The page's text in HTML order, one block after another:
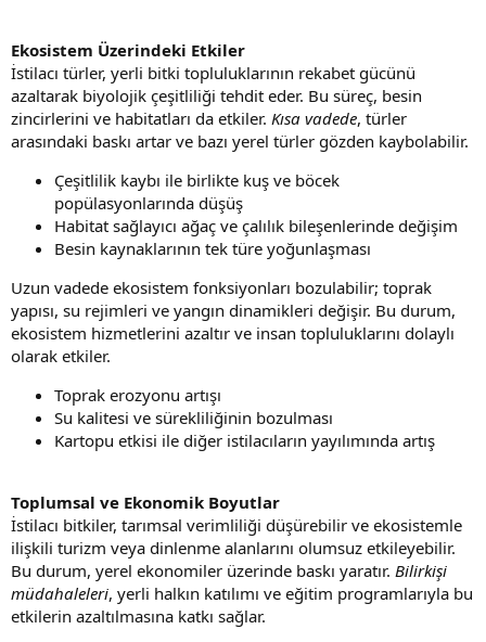
Ekosistem Üzerindeki Etkiler
İstilacı türler, yerli bitki topluluklarının rekabet gücünü
azaltarak biyolojik çeşitliliği tehdit eder. Bu süreç, besin
zincirlerini ve habitatları da etkiler. Kısa vadede, türler
arasındaki baskı artar ve bazı yerel türler gözden kaybolabilir.
Çeşitlilik kaybı ile birlikte kuş ve böcek
popülasyonlarında düşüş
Habitat sağlayıcı ağaç ve çalılık bileşenlerinde değişim
Besin kaynaklarının tek türe yoğunlaşması
Uzun vadede ekosistem fonksiyonları bozulabilir; toprak
yapısı, su rejimleri ve yangın dinamikleri değişir. Bu durum,
ekosistem hizmetlerini azaltır ve insan topluluklarını dolaylı
olarak etkiler.
Toprak erozyonu artışı
Su kalitesi ve sürekliliğinin bozulması
Kartopu etkisi ile diğer istilacıların yayılımında artış
Toplumsal ve Ekonomik Boyutlar
İstilacı bitkiler, tarımsal verimliliği düşürebilir ve ekosistemle
ilişkili turizm veya dinlenme alanlarını olumsuz etkileyebilir.
Bu durum, yerel ekonomiler üzerinde baskı yaratır. Bilirkişi
müdahaleleri, yerli halkın katılımı ve eğitim programlarıyla bu
etkilerin azaltılmasına katkı sağlar.